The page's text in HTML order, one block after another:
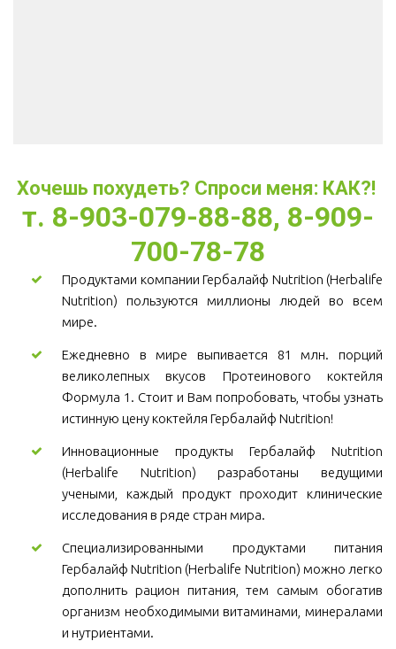
Хочешь похудеть? Спроси меня: КАК?!
т. 8-903-079-88-88, 8-909-
700-78-78
Продуктами компании Гербалайф Nutrition (Herbalife
Nutrition) пользуются миллионы людей во всем
мире.
Ежедневно в мире выпивается 81 млн. порций
великолепных вкусов Протеинового коктейля
Формула 1. Стоит и Вам попробовать, чтобы узнать
истинную цену коктейля Гербалайф Nutrition!
Инновационные продукты Гербалайф Nutrition
(Herbalife Nutrition) разработаны ведущими
учеными, каждый продукт проходит клинические
исследования в ряде стран мира.
Специализированными продуктами питания
Гербалайф Nutrition (Herbalife Nutrition) можно легко
дополнить рацион питания, тем самым обогатив
организм необходимыми витаминами, минералами
и нутриентами.